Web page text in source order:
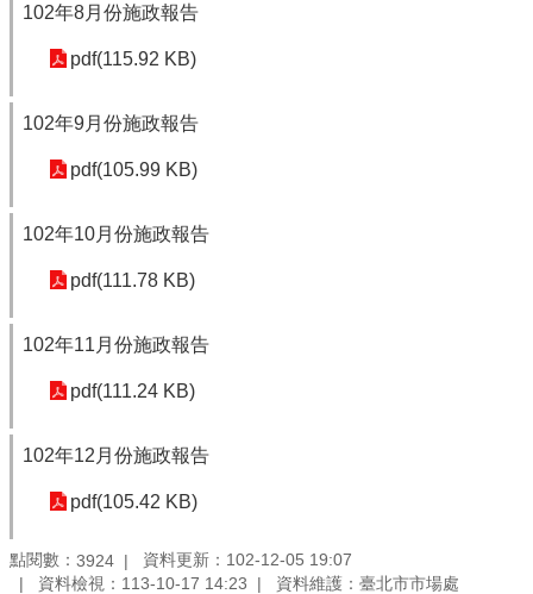
102年8月份施政報告
pdf(115.92 KB)
102年9月份施政報告
pdf(105.99 KB)
102年10月份施政報告
pdf(111.78 KB)
102年11月份施政報告
pdf(111.24 KB)
102年12月份施政報告
pdf(105.42 KB)
點閱數： 3924
資料更新：102-12-05 19:07
資料檢視：113-10-17 14:23
資料維護：臺北市市場處